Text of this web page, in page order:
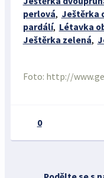
perlová, Ještěrka
pardálí, Létavka
Ještěrka zelená,
Foto: http://
0